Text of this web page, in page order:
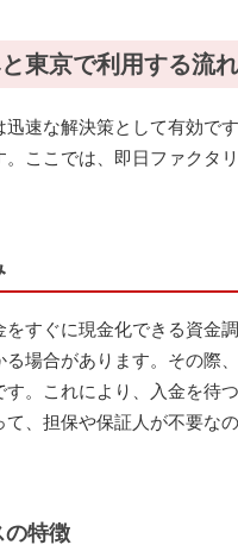
東京で利用する流
速な解決策として有効で
ここでは、即日ファクタ
すぐに現金化できる資金
場合があります。その際
。これにより、入金を待
、担保や保証人が不要な
の特徴